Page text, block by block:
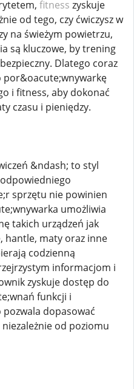
fitness zyskuje
od tego, czy ćwiczysz w
na świeżym powietrzu,
są kluczowe, by trening
Dlatego coraz
por&oacute;wnywarkę
i fitness, aby dokonać
czasu i pieniędzy.
&ndash; to styl
sprzętu nie powinien
umożliwia
takich urządzeń jak
hantle, maty oraz inne
codzienną
informacjom i
zyskuje dostęp do
funkcji i
dopasować
od poziomu